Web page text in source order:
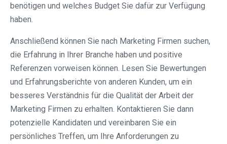
benötigen und welches Budget Sie dafür zur Verfügung
haben.
Anschließend können Sie nach Marketing Firmen suchen,
die Erfahrung in Ihrer Branche haben und positive
Referenzen vorweisen können. Lesen Sie Bewertungen
und Erfahrungsberichte von anderen Kunden, um ein
besseres Verständnis für die Qualität der Arbeit der
Marketing Firmen zu erhalten. Kontaktieren Sie dann
potenzielle Kandidaten und vereinbaren Sie ein
persönliches Treffen, um Ihre Anforderungen zu